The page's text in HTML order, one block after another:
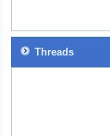
Threads